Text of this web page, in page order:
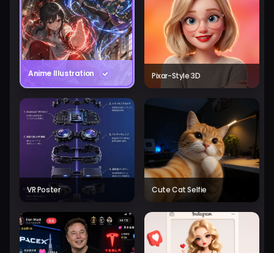
Anime Illustration Pixar-Style 3D
VR Poster Cute Cat Selfie